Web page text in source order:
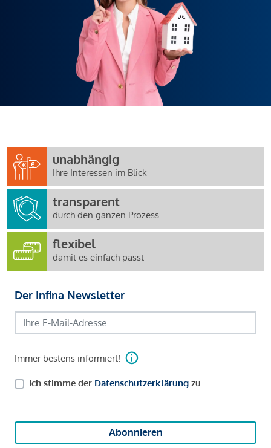
unabhängig
Ihre Interessen im Blick
transparent
durch den ganzen Prozess
flexibel
damit es einfach passt
Der Infina Newsletter
Immer bestens informiert!
Ich stimme der Datenschutzerklärung zu.
Abonnieren